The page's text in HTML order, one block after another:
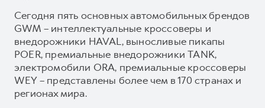
Сегодня пять основных автомобильных брендов
GWM – интеллектуальные кроссоверы и
внедорожники HAVAL, выносливые пикапы
POER, премиальные внедорожники TANK,
электромобили ORA, премиальные кроссоверы
WEY – представлены более чем в 170 странах и
регионах мира.